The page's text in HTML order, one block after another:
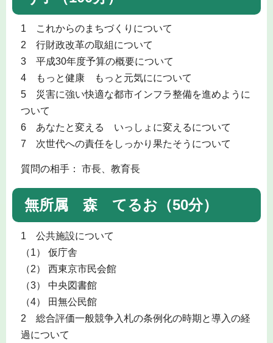
1 これからのまちづくりについて
2 行財政改革の取組について
3 平成30年度予算の概要について
4 もっと健康 もっと元気にについて
5 災害に強い快適な都市インフラ整備を進めように
ついて
6 あなたと変える いっしょに変えるについて
7 次世代への責任をしっかり果たそうについて
質問の相手： 市長、教育長
無所属 森 てるお（50分）
1 公共施設について
（1） 仮庁舎
（2） 西東京市民会館
（3） 中央図書館
（4） 田無公民館
2 総合評価一般競争入札の条例化の時期と導入の経
過について